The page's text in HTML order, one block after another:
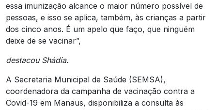
essa imunização alcance o maior número possível de
pessoas, e isso se aplica, também, às crianças a partir
dos cinco anos. É um apelo que faço, que ninguém
deixe de se vacinar”,
destacou Shádia.
A Secretaria Municipal de Saúde (SEMSA),
coordenadora da campanha de vacinação contra a
Covid-19 em Manaus, disponibiliza a consulta às